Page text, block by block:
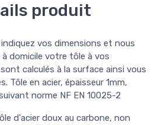
produit
vos dimensions et nous
domicile votre tôle à vos
calculés à la surface ainsi vous
Tôle en acier, épaisseur 1mm,
norme NF EN 10025-2
d'acier doux au carbone, non